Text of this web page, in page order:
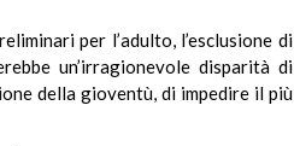
per l’adulto, l’esclusione di
un’irragionevole disparità di
della gioventù, di impedire il più